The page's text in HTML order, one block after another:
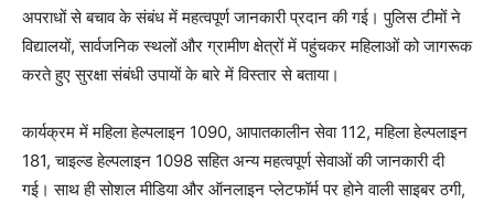
अपराधों से बचाव के संबंध में महत्वपूर्ण जानकारी प्रदान की गई। पुलिस टीमों ने
विद्यालयों, सार्वजनिक स्थलों और ग्रामीण क्षेत्रों में पहुंचकर महिलाओं को जागरूक
करते हुए सुरक्षा संबंधी उपायों के बारे में विस्तार से बताया।
कार्यक्रम में महिला हेल्पलाइन 1090, आपातकालीन सेवा 112, महिला हेल्पलाइन
181, चाइल्ड हेल्पलाइन 1098 सहित अन्य महत्वपूर्ण सेवाओं की जानकारी दी
गई। साथ ही सोशल मीडिया और ऑनलाइन प्लेटफॉर्म पर होने वाली साइबर ठगी,